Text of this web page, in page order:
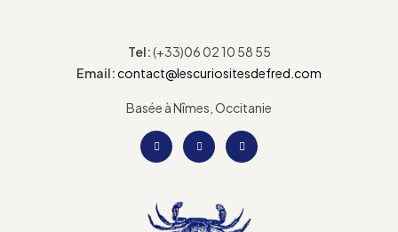
Tel:(+33)06 02 10 58 55
Email:contact@lescuriositesdefred.com
Basée à Nîmes, Occitanie